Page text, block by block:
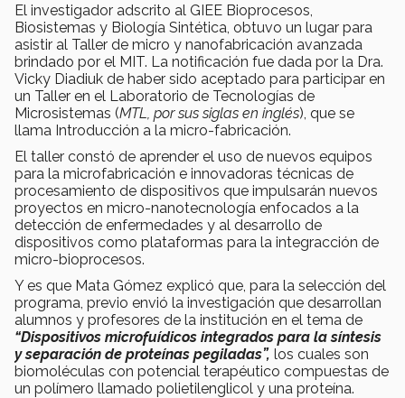
El investigador adscrito al GIEE Bioprocesos,
Biosistemas y Biología Sintética, obtuvo un lugar para
asistir al Taller de micro y nanofabricación avanzada
brindado por el MIT. La notificación fue dada por la Dra.
Vicky Diadiuk de haber sido aceptado para participar en
un Taller en el Laboratorio de Tecnologías de
Microsistemas (MTL, por sus siglas en inglés), que se
llama Introducción a la micro-fabricación.
El taller constó de aprender el uso de nuevos equipos
para la microfabricación e innovadoras técnicas de
procesamiento de dispositivos que impulsarán nuevos
proyectos en micro-nanotecnología enfocados a la
detección de enfermedades y al desarrollo de
dispositivos como plataformas para la integracción de
micro-bioprocesos.
Y es que Mata Gómez explicó que, para la selección del
programa, previo envió la investigación que desarrollan
alumnos y profesores de la institución en el tema de
“Dispositivos microfuídicos integrados para la síntesis
y separación de proteínas pegiladas”, los cuales son
biomoléculas con potencial terapéutico compuestas de
un polímero llamado polietilenglicol y una proteína.